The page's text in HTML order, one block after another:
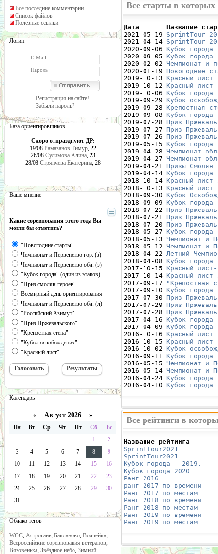
Все последние комментарии
Список файлов
Полезные ссылки
Логин
E-Mail:
Пароль
Регистрация на сайте!
Забыли пароль?
База ориентировщиков
Скоро отпразднуют ДР:
19/08 Рамазанов Тимур, 22
26/08 Сулимова Алина, 23
28/08 Стряпчева Екатерина, 28
Ваше мнение
Какие соревнования этого года Вы
могли бы отметить?
"Новогодние старты"
Чемпионат и Первенство гор. (з)
Чемпионат и Первенство обл. (з)
"Кубок города" (один из этапов)
"Приз смолян-героев"
Всемирный день ориентирования
Чемпионат и Первенство обл. (л)
"Российский Азимут"
"Приз Пржевальского"
"Крепостная стена"
"Кубок освобождения"
"Красный лист"
Календарь
« Август 2026 »
Пн Вт Ср Чт Пт Сб
Вс
1
2
3
4 5 6 7 8
9
10
11 12 13 14 15
16
17
18 19 20 21 22
23
24
25 26 27 28 29
30
31
Облако тегов
WOC, Астрогань, Бакланово, Волчейка,
Всероссийские соревнования ветеранов,
Вязовенька, Звёздное небо, Зимний
Все старты в которых
Дата       Название
2021-05-19 SprintTour-
2021-04-14 SprintTour-
2020-09-06 Кубок города
2020-09-05 Кубок города
2020-02-02 Чемпионат и
2020-01-19 Новогодние
2019-10-13 Красный лист
2019-10-12 Красный лист
2019-10-06 Кубок
2019-09-29 Кубок
2019-09-28 Крепостная
2019-09-08 Кубок
2019-07-28 Приз
2019-07-27 Приз
2019-07-26 Приз
2019-05-15 Кубок
2019-04-28 Чемпионат
2019-04-27 Чемпионат
2019-04-21 Призы Смолян
2019-04-14 Кубок
2018-10-14 Красный
2018-10-13 Красный
2018-09-30 Кубок
2018-09-09 Кубок
2018-07-22 Приз
2018-07-21 Приз
2018-07-20 Приз
2018-05-27 Кубок
2018-05-13 Чемпионат и
2018-05-12 Чемпионат и
2018-04-22 Летний
2018-04-08 Кубок
2017-10-15 Красный
2017-10-14 Красный
2017-09-17
"Крепостная
2017-09-10 Кубок
2017-07-30 Приз
2017-07-29 Приз
2017-07-28 Приз
2017-04-16 Кубок
2017-04-09 Кубок
2016-10-16 Красный
2016-10-15 Красный
2016-10-02 Кубок
2016-09-11 Кубок
2016-05-15 Чемпионат и
2016-05-14 Чемпионат и
2016-04-24 Кубок
2016-04-10 Кубок
Все рейтинги в
Название рейтинга
SprintTour2021
SprintTour2021
Кубок города - 2019.
Кубок города 2020
Ранг 2016
ранг 2017 по времени
Ранг 2017 по местам
Ранг 2018 по времени
Ранг 2018 по местам
Ранг 2019 по времени
Ранг 2019 по местам